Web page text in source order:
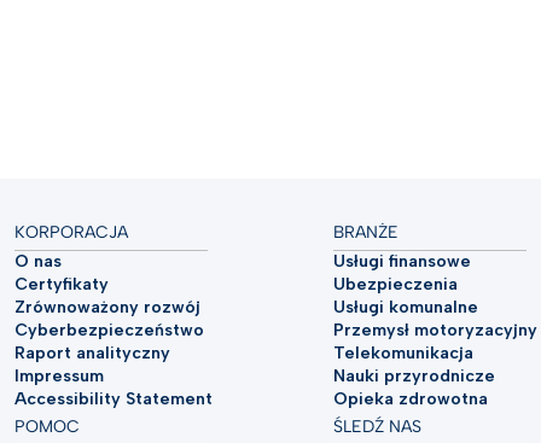
KORPORACJA
O nas
Certyfikaty
Zrównoważony rozwój
Cyberbezpieczeństwo
Raport analityczny
Impressum
Accessibility Statement
BRANŻE
Usługi finansowe
Ubezpieczenia
Usługi komunalne
Przemysł motoryzacyjny
Telekomunikacja
Nauki przyrodnicze
Opieka zdrowotna
POMOC
ŚLEDŹ NAS